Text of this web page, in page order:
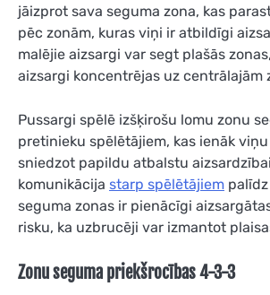
jāizprot sava seguma zona, kas
pēc zonām, kuras viņi ir atbildīgi
malējie aizsargi var segt plašās
aizsargi koncentrējas uz centrālajām
Pussargi spēlē izšķirošu lomu zonu
pretinieku spēlētājiem, kas ienāk
sniedzot papildu atbalstu
komunikācija starp spēlētājiem
seguma zonas ir pienācīgi
risku, ka uzbrucēji var izmantot
Zonu seguma priekšrocības 4-3-3